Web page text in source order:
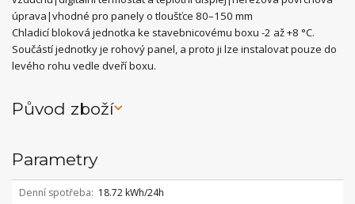
úprava|vhodné pro panely o tloušťce 80–150 mm
Chladicí bloková jednotka ke stavebnicovému boxu -2 až +8 °C.
Součástí jednotky je rohový panel, a proto ji lze instalovat pouze do
levého rohu vedle dveří boxu.
Původ zboží
Parametry
Denní spotřeba
18.72 kWh/24h